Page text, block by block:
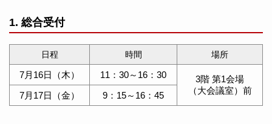
1. 総合受付
日程 時間 場所
7月16日（木） 11：30～16：30
3階 第1会場
（大会議室）前
7月17日（金） 9：15～16：45